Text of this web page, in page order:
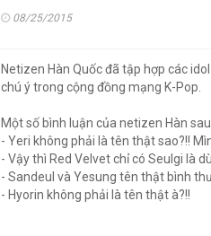
08/25/2015
Netizen Hàn Quốc đã tập hợp các
chú ý trong cộng đồng mạng K-Pop.
Một số bình luận của netizen Hàn
- Yeri không phải là tên thật sao?!!
- Vậy thì Red Velvet chỉ có Seulgi là
- Sandeul và Yesung tên thật bình
- Hyorin không phải là tên thật à?!!